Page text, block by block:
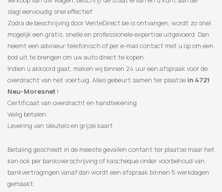
slag! eenvoudig snel effectief.
Zodra de beschrijving door VenteDirect.be is ontvangen, wordt zo snel
mogelijk een gratis, snelle en professionele expertise uitgevoerd. Dan
neemt een adviseur telefonisch of per e-mail contact met u op om een
​​bod uit te brengen om uw auto direct te kopen.
Indien u akkoord gaat, maken wij binnen 24 uur een afspraak voor de
overdracht van het voertuig. Alles gebeurt samen ter plaatse in 4721
Neu-Moresnet !
Certificaat van overdracht en handtekening
Veilig betalen
Levering van sleutels en grijze kaart
Betaling geschiedt in de meeste gevallen contant ter plaatse maar het
kan ook per bankoverschrijving of kascheque onder voorbehoud van
bankvertragingen vanaf dan wordt een afspraak binnen 5 werkdagen
gemaakt.